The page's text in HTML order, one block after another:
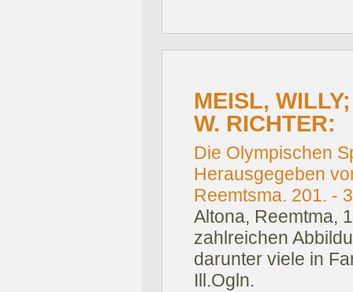
MEISL,
W. RICHTER:
Die Olympischen
Herausgegeben
Reemtsma. 201. -
Altona, Reemtma,
zahlreichen
darunter viele in
Ill.Ogln.